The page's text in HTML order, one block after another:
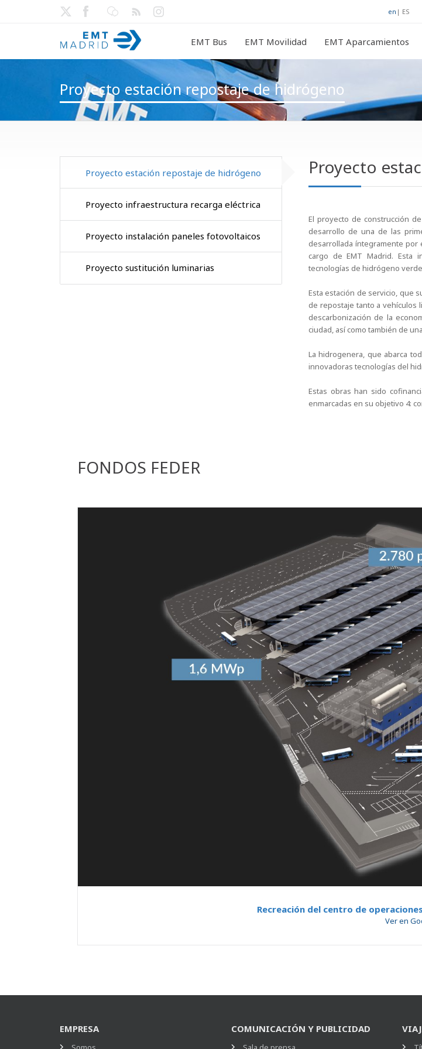
en | ES
EMT Bus EMT Movilidad EMT Aparcamientos
Proyecto estación repostaje de hidrógeno
Proyecto estación repostaje de hidrógeno
Proyecto infraestructura recarga eléctrica
Proyecto instalación paneles fotovoltaicos
Proyecto sustitución luminarias
Proyecto
El proyecto de construcción
desarrollo de una de las
desarrollada íntegramente por
cargo de EMT Madrid. Esta
tecnologías de hidrógeno
Esta estación de servicio, que
de repostaje tanto a vehículos
descarbonización de la
ciudad, así como también de
La hidrogenera, que abarca
innovadoras tecnologías del
Estas obras han sido
enmarcadas en su objetivo 4:
FONDOS FEDER
Recreación del centro de
Ver en
EMPRESA COMUNICACIÓN Y PUBLICIDAD